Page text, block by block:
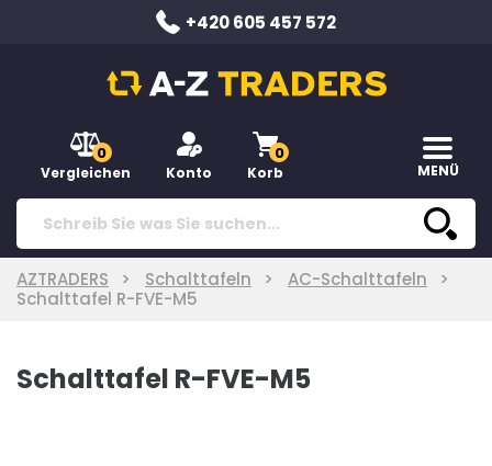
+420 605 457 572
0
Vergleichen Konto
0
Korb MENÜ
AZTRADERS Schalttafeln
AC-Schalttafeln
Schalttafel R-FVE-M5
Schalttafel R-FVE-M5